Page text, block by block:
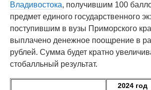
Владивостока, получившим 100
предмет единого государственного
поступившим в вузы Приморского
выплачено денежное поощрение в
рублей. Сумма будет кратно
стобалльный результат.
2024 год